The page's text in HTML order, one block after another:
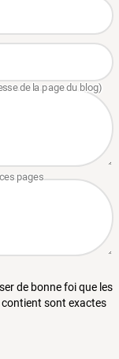
de bonne foi que les
sont exactes